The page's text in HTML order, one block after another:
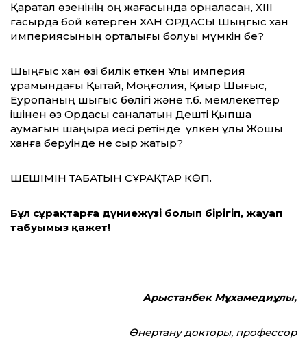
Қаратал өзенінің оң жағасында орналасқан, ХІІІ
ғасырда бой көтерген ХАН ОРДАСЫ Шыңғыс хан
империясының орталығы болуы мүмкін бе?
Шыңғыс хан өзі билік еткен Ұлы империя
құрамындағы Қытай, Моңғолия, Қиыр Шығыс,
Еуропаның шығыс бөлігі және т.б. мемлекеттер
ішінен өз Ордасы саналатын Дешті Қыпшақ
аумағын шаңырақ иесі ретінде үлкен ұлы Жошы
ханға беруінде не сыр жатыр?
ШЕШІМІН ТАБАТЫН СҰРАҚТАР КӨП.
Бұл сұрақтарға дүниежүзі болып бірігіп, жауап
табуымыз қажет!
Арыстанбек Мұхамедиұлы,
Өнертану докторы, профессор